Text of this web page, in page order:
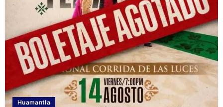
Huamantla